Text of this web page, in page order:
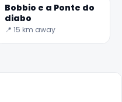
Bobbio e a Ponte do
diabo
📍 15 km away